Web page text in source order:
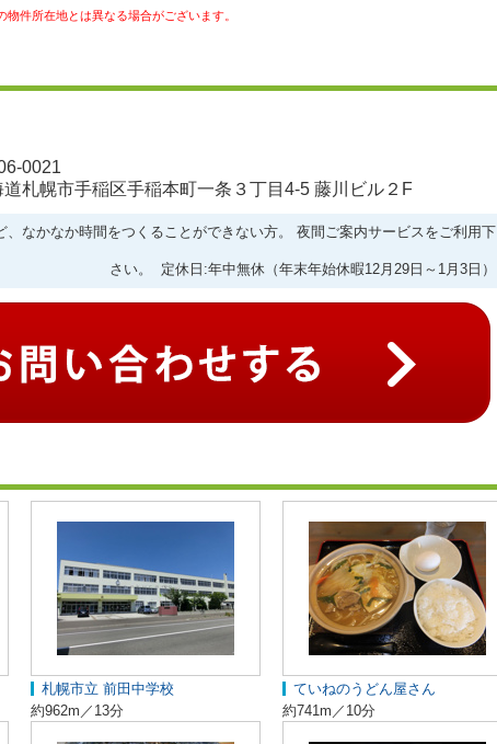
件所在地とは異なる場合がございます。
0021
道札幌市手稲区手稲本町一条３丁目4-5 藤川ビル２F
なかなか時間をつくることができない方。 夜間ご案内サービスをご利用下
さい。 定休日:年中無休（年末年始休暇12月29日～1月3日）
札幌市立 前田中学校
約962m／13分
ていねのうどん屋さん
約741m／10分